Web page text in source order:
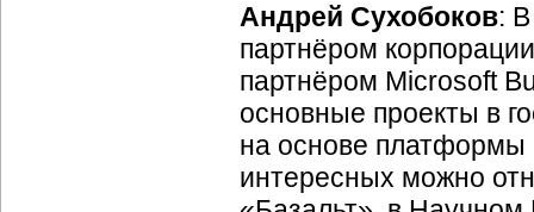
Андрей Сухобоков:
партнёром
партнёром Microsoft
основные проекты в
на основе платформы
интересных можно